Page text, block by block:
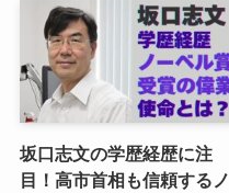
坂口志文の学歴経歴に注
目！高市首相も信頼するノ